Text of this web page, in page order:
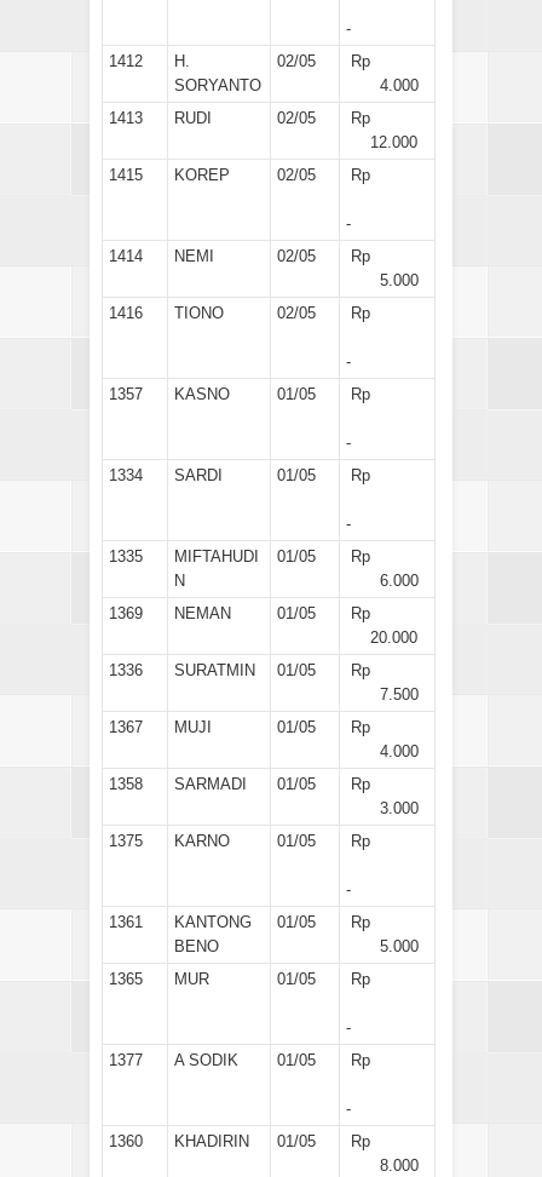
-
1412
H.
SORYANTO
02/05
Rp
4.000
1413
RUDI 02/05
Rp
12.000
1415
KOREP 02/05 Rp
-
1414
NEMI 02/05
Rp
5.000
1416
TIONO 02/05 Rp
-
1357
KASNO 01/05 Rp
-
1334
SARDI 01/05 Rp
-
1335
MIFTAHUDI
N
01/05
Rp
6.000
1369
NEMAN 01/05
Rp
20.000
1336
SURATMIN 01/05
Rp
7.500
1367
MUJI 01/05
Rp
4.000
1358
SARMADI 01/05
Rp
3.000
1375
KARNO 01/05 Rp
-
1361
KANTONG
BENO
01/05
Rp
5.000
1365
MUR 01/05 Rp
-
1377
A SODIK 01/05 Rp
-
1360
KHADIRIN 01/05
Rp
8.000